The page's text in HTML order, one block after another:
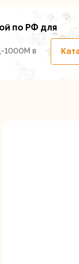
по РФ для
1000М в